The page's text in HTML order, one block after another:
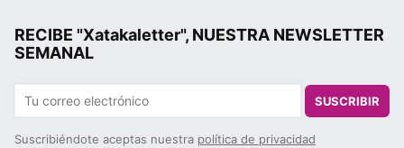
RECIBE "Xatakaletter", NUESTRA NEWSLETTER
SEMANAL
SUSCRIBIR
Suscribiéndote aceptas nuestra política de privacidad